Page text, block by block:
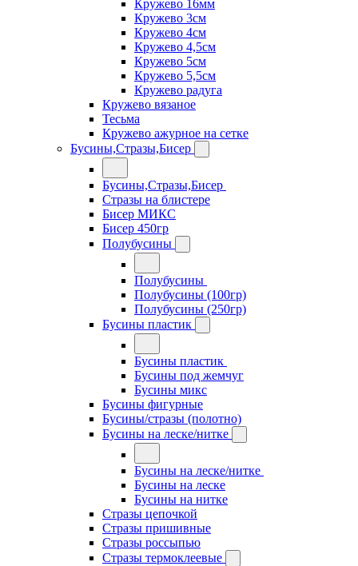
Кружево 16мм
Кружево 3см
Кружево 4см
Кружево 4,5см
Кружево 5см
Кружево 5,5см
Кружево радуга
Кружево вязаное
Тесьма
Кружево ажурное на сетке
Бусины,Стразы,Бисер
Бусины,Стразы,Бисер
Стразы на блистере
Бисер МИКС
Бисер 450гр
Полубусины
Полубусины
Полубусины (100гр)
Полубусины (250гр)
Бусины пластик
Бусины пластик
Бусины под жемчуг
Бусины микс
Бусины фигурные
Бусины/стразы (полотно)
Бусины на леске/нитке
Бусины на леске/нитке
Бусины на леске
Бусины на нитке
Стразы цепочкой
Стразы пришивные
Стразы россыпью
Стразы термоклеевые